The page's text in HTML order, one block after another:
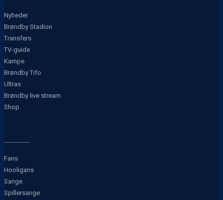
Nyheder
Brøndby Stadion
Transfers
TV-guide
Kampe
Brøndby Tifo
Ultras
Brøndby live stream
Shop
Fans
Hooligans
Sange
Spillersange